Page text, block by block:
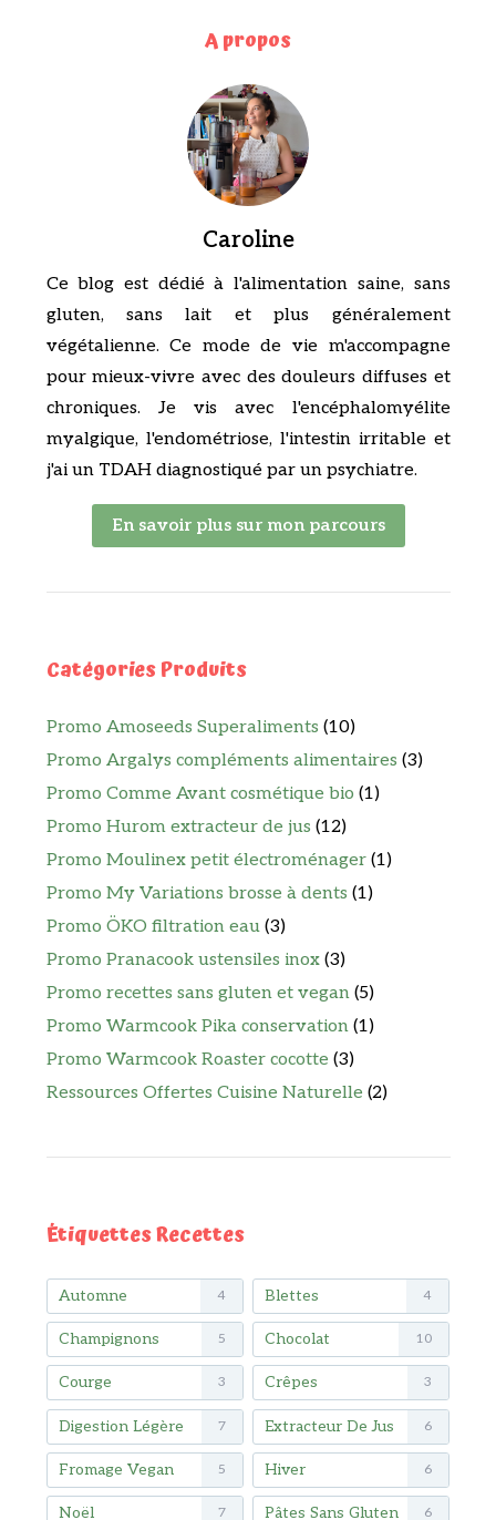
A propos
Caroline
Ce blog est dédié à l'alimentation saine, sans
gluten, sans lait et plus généralement
végétalienne. Ce mode de vie m'accompagne
pour mieux-vivre avec des douleurs diffuses et
chroniques. Je vis avec l'encéphalomyélite
myalgique, l'endométriose, l'intestin irritable et
j'ai un TDAH diagnostiqué par un psychiatre.
En savoir plus sur mon parcours
Catégories Produits
Promo Amoseeds Superaliments (10)
Promo Argalys compléments alimentaires (3)
Promo Comme Avant cosmétique bio (1)
Promo Hurom extracteur de jus (12)
Promo Moulinex petit électroménager (1)
Promo My Variations brosse à dents (1)
Promo ÖKO filtration eau (3)
Promo Pranacook ustensiles inox (3)
Promo recettes sans gluten et vegan (5)
Promo Warmcook Pika conservation (1)
Promo Warmcook Roaster cocotte (3)
Ressources Offertes Cuisine Naturelle (2)
Étiquettes Recettes
Automne 4 Blettes 4
Champignons 5 Chocolat 10
Courge 3 Crêpes 3
Digestion Légère 7 Extracteur De Jus 6
Fromage Vegan 5 Hiver 6
Noël 7 Pâtes Sans Gluten 6